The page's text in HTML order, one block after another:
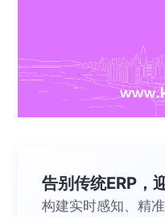
告别传统ERP，
构建实时感知、精